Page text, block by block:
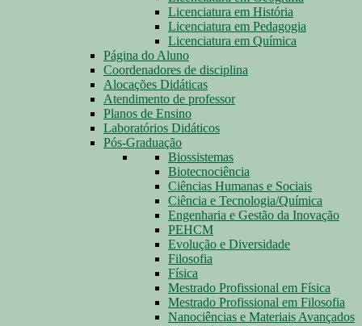
Licenciatura em História
Licenciatura em Pedagogia
Licenciatura em Química
Página do Aluno
Coordenadores de disciplina
Alocações Didáticas
Atendimento de professor
Planos de Ensino
Laboratórios Didáticos
Pós-Graduação
Biossistemas
Biotecnociência
Ciências Humanas e Sociais
Ciência e Tecnologia/Química
Engenharia e Gestão da Inovação
PEHCM
Evolução e Diversidade
Filosofia
Física
Mestrado Profissional em Física
Mestrado Profissional em Filosofia
Nanociências e Materiais Avançados